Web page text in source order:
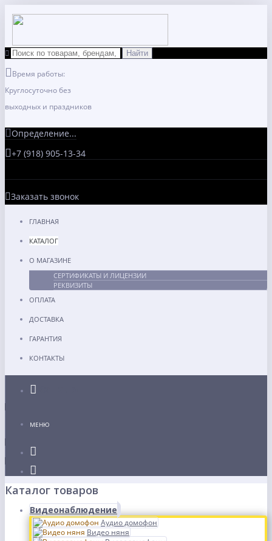
Время работы:
Круглосуточно без
выходных и праздников
Определение...
+7 (918) 905-13-34
Заказать звонок
ГЛАВНАЯ
КАТАЛОГ
О МАГАЗИНЕ
СЕРТИФИКАТЫ И ЛИЦЕНЗИИ
РЕКВИЗИТЫ
ОПЛАТА
ДОСТАВКА
ГАРАНТИЯ
КОНТАКТЫ
МЕНЮ
Каталог товаров
Видеонаблюдение
Аудио домофон
Видео няня